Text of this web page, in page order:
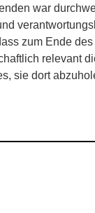
war
zum Ende
relevant
sie dort